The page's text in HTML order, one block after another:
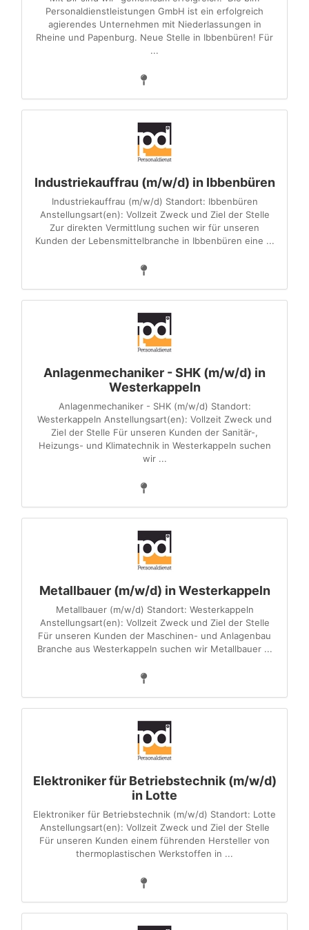
Personaldienstleistungen GmbH ist ein erfolgreich
agierendes Unternehmen mit Niederlassungen in
Rheine und Papenburg. Neue Stelle in Ibbenbüren! Für
...
Industriekauffrau (m/w/d) in Ibbenbüren
Industriekauffrau (m/w/d) Standort: Ibbenbüren
Anstellungsart(en): Vollzeit Zweck und Ziel der Stelle
Zur direkten Vermittlung suchen wir für unseren
Kunden der Lebensmittelbranche in Ibbenbüren eine ...
Anlagenmechaniker - SHK (m/w/d) in
Westerkappeln
Anlagenmechaniker - SHK (m/w/d) Standort:
Westerkappeln Anstellungsart(en): Vollzeit Zweck und
Ziel der Stelle Für unseren Kunden der Sanitär-,
Heizungs- und Klimatechnik in Westerkappeln suchen
wir ...
Metallbauer (m/w/d) in Westerkappeln
Metallbauer (m/w/d) Standort: Westerkappeln
Anstellungsart(en): Vollzeit Zweck und Ziel der Stelle
Für unseren Kunden der Maschinen- und Anlagenbau
Branche aus Westerkappeln suchen wir Metallbauer ...
Elektroniker für Betriebstechnik (m/w/d)
in Lotte
Elektroniker für Betriebstechnik (m/w/d) Standort: Lotte
Anstellungsart(en): Vollzeit Zweck und Ziel der Stelle
Für unseren Kunden einem führenden Hersteller von
thermoplastischen Werkstoffen in ...